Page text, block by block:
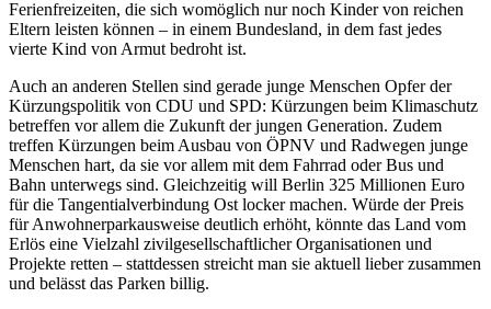
Ferienfreizeiten, die sich womöglich nur noch Kinder von reichen
Eltern leisten können – in einem Bundesland, in dem fast jedes
vierte Kind von Armut bedroht ist.
Auch an anderen Stellen sind gerade junge Menschen Opfer der
Kürzungspolitik von CDU und SPD: Kürzungen beim Klimaschutz
betreffen vor allem die Zukunft der jungen Generation. Zudem
treffen Kürzungen beim Ausbau von ÖPNV und Radwegen junge
Menschen hart, da sie vor allem mit dem Fahrrad oder Bus und
Bahn unterwegs sind. Gleichzeitig will Berlin 325 Millionen Euro
für die Tangentialverbindung Ost locker machen. Würde der Preis
für Anwohnerparkausweise deutlich erhöht, könnte das Land vom
Erlös eine Vielzahl zivilgesellschaftlicher Organisationen und
Projekte retten – stattdessen streicht man sie aktuell lieber zusammen
und belässt das Parken billig.